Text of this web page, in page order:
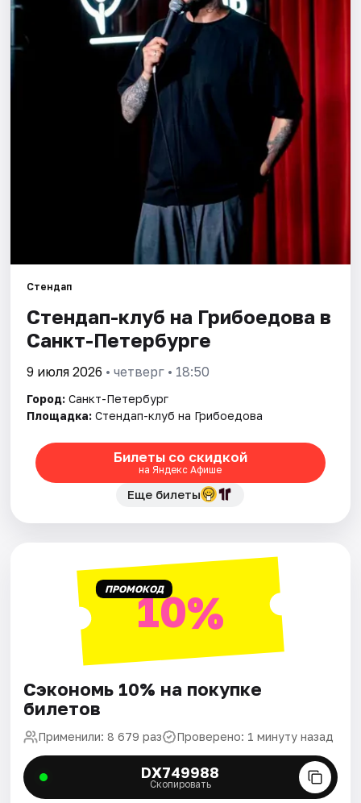
Города
Площадки
Стендап
Стендап-клуб на Грибоедова в
Санкт-Петербурге
9 июля 2026 • четверг • 18:50
Город: Санкт-Петербург
Площадка: Стендап-клуб на Грибоедова
Билеты со скидкой
на Яндекс Афише
Еще билеты
ПРОМОКОД10%
Сэкономь 10% на покупке
билетов
Применили: 8 679 раз Проверено: 1 минуту назад
DX749988
Скопировать